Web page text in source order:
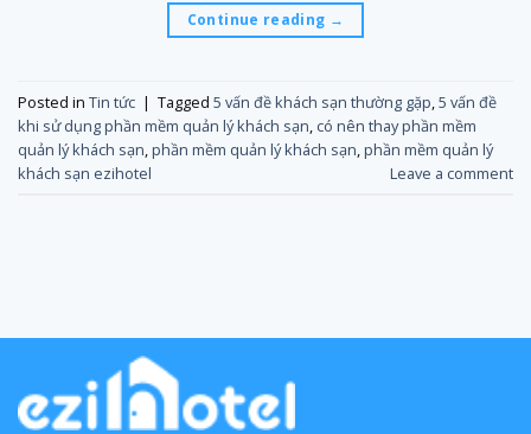
Continue reading →
Posted in Tin tức | Tagged 5 vấn đề khách sạn thường gặp,5 vấn đề
khi sử dụng phần mềm quản lý khách sạn, có nên thay phần mềm
quản lý khách sạn,phần mềm quản lý khách sạn,phần mềm quản lý
khách sạn ezihotel
Leave a comment